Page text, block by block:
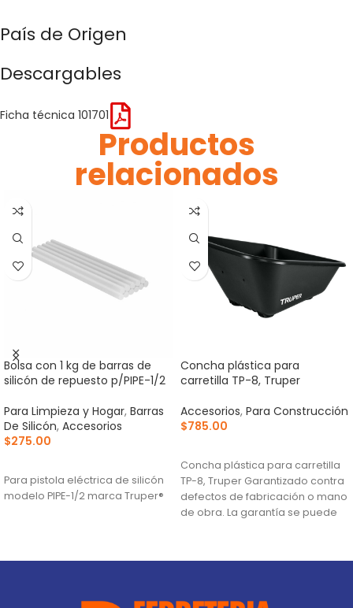
País de Origen
Descargables
Ficha técnica 101701
Productos
relacionados
Bolsa con 1 kg de barras de
silicón de repuesto p/PIPE-1/2
Para Limpieza y Hogar, Barras
De Silicón, Accesorios
$275.00
Para pistola eléctrica de silicón
modelo PIPE-1/2 marca Truper®
Concha plástica para
carretilla TP-8, Truper
Accesorios, Para Construcción
$785.00
Concha plástica para carretilla
TP-8, Truper Garantizado contra
defectos de fabricación o mano
de obra. La garantía se puede